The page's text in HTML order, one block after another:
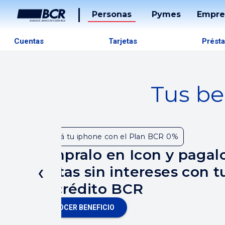
Personas
Cuentas Tarjetas
Pymes
Tucán
Tus
‹
Cambiá tu iphone con el Plan BCR 0%
Compralo en Icon y
cuotas sin intereses con
de crédito BCR
CONOCER BENEFICIO